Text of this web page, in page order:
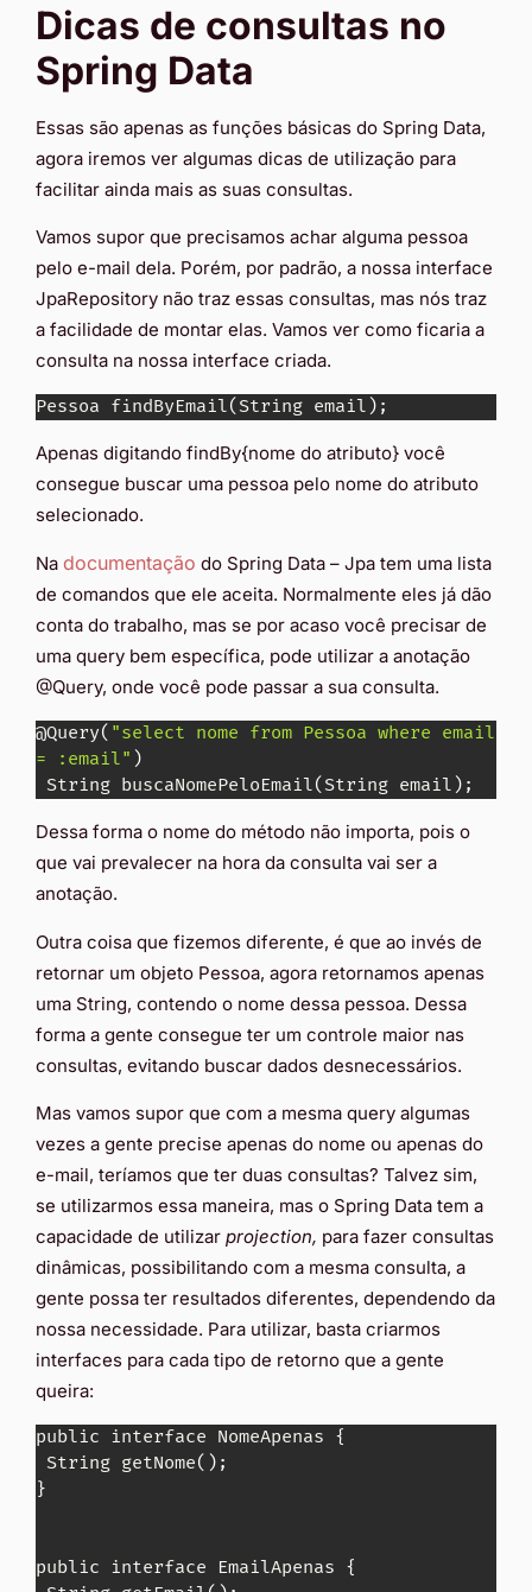
Dicas de consultas no
Spring Data
Essas são apenas as funções básicas do Spring Data,
agora iremos ver algumas dicas de utilização para
facilitar ainda mais as suas consultas.
Vamos supor que precisamos achar alguma pessoa
pelo e-mail dela. Porém, por padrão, a nossa interface
JpaRepository não traz essas consultas, mas nós traz
a facilidade de montar elas. Vamos ver como ficaria a
consulta na nossa interface criada.
Pessoa findByEmail( String email ) ;
Apenas digitando findBy{nome do atributo} você
consegue buscar uma pessoa pelo nome do atributo
selecionado.
Na documentação do Spring Data – Jpa tem uma lista
de comandos que ele aceita. Normalmente eles já dão
conta do trabalho, mas se por acaso você precisar de
uma query bem específica, pode utilizar a anotação
@Query, onde você pode passar a sua consulta.
@Query( "select nome from Pessoa where email
= :email" )
String buscaNomePeloEmail( String email ) ;
Dessa forma o nome do método não importa, pois o
que vai prevalecer na hora da consulta vai ser a
anotação.
Outra coisa que fizemos diferente, é que ao invés de
retornar um objeto Pessoa, agora retornamos apenas
uma String, contendo o nome dessa pessoa. Dessa
forma a gente consegue ter um controle maior nas
consultas, evitando buscar dados desnecessários.
Mas vamos supor que com a mesma query algumas
vezes a gente precise apenas do nome ou apenas do
e-mail, teríamos que ter duas consultas? Talvez sim,
se utilizarmos essa maneira, mas o Spring Data tem a
capacidade de utilizar projection, para fazer consultas
dinâmicas, possibilitando com a mesma consulta, a
gente possa ter resultados diferentes, dependendo da
nossa necessidade. Para utilizar, basta criarmos
interfaces para cada tipo de retorno que a gente
queira:
public interface NomeApenas {
String getNome( ) ;
}
public interface EmailApenas {